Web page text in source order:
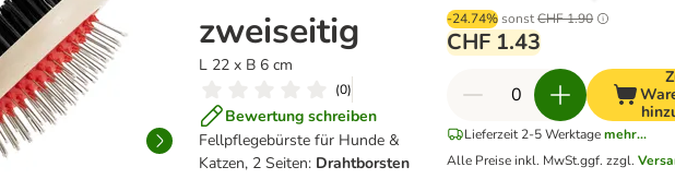
zweiseitig
L 22 x B 6 cm
(0)
Bewertung schreiben
Fellpflegebürste für Hunde &
Katzen, 2 Seiten: Drahtborsten
-24.74%sonstCHF 1.90
CHF 1.43
Lieferzeit 2-5 Werktagemehr...
Alle Preise inkl. MwSt.ggf. zzgl.